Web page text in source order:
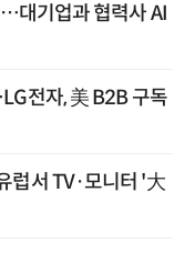
대기업과 협력사 AI
전자, 美 B2B 구독
럽서 TV·모니터 '大